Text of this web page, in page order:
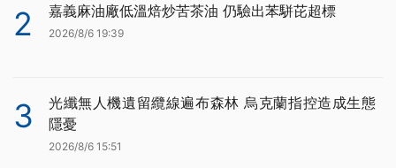
2 嘉義麻油廠低溫焙炒苦茶油 仍驗出苯駢芘超標
2026/8/6 19:39
3
光纖無人機遺留纜線遍布森林 烏克蘭指控造成生態
隱憂
2026/8/6 15:51